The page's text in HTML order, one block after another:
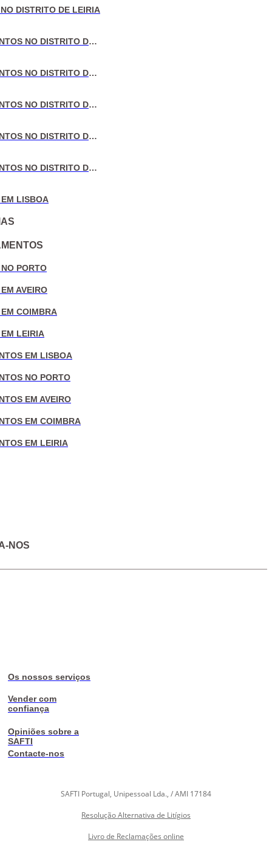
DISTRITO DE LEIRIA
VENDA DE APARTAMENTOS NO DISTRITO DE LISBOA
VENDA DE APARTAMENTOS NO DISTRITO DO PORTO
VENDA DE APARTAMENTOS NO DISTRITO DE AVEIRO
VENDA DE APARTAMENTOS NO DISTRITO DE COIMBRA
VENDA DE APARTAMENTOS NO DISTRITO DE LEIRIA
LISBOA
PORTO
AVEIRO
COIMBRA
LEIRIA
EM LISBOA
NO PORTO
EM AVEIRO
EM COIMBRA
EM LEIRIA
NOS
Os nossos serviços
Vender com
confiança
Opiniões sobre a
SAFTI
Contacte-nos
SAFTI Portugal, Unipessoal Lda., / AMI 17184
Resolução Alternativa de Litígios
Livro de Reclamações online